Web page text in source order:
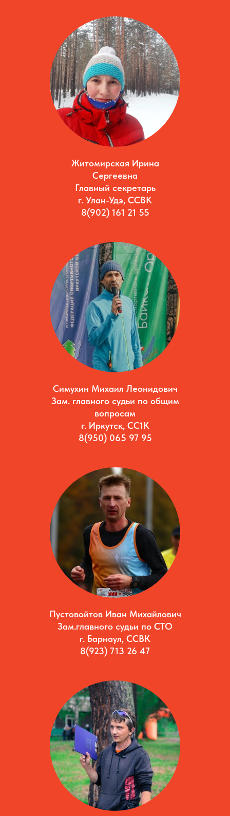
Житомирская Ирина
Сергеевна
Главный секретарь
г. Улан-Удэ, ССВК
8(902) 161 21 55
Симухин Михаил Леонидович
Зам. главного судьи по общим
вопросам
г. Иркутск, СС1К
8(950) 065 97 95
Пустовойтов Иван Михайлович
Зам.главного судьи по СТО
г. Барнаул, ССВК
8(923) 713 26 47